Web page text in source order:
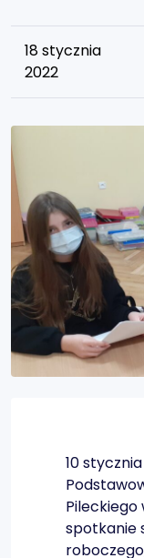
18 stycznia
2022
10
Pileckiego
spotkanie